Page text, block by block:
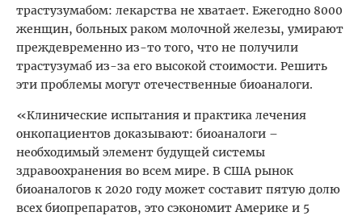
трастузумабом: лекарства не хватает. Ежегодно 8000
женщин, больных раком молочной железы, умирают
преждевременно из-то того, что не получили
трастузумаб из-за его высокой стоимости. Решить
эти проблемы могут отечественные биоаналоги.
«Клинические испытания и практика лечения
онкопациентов доказывают: биоаналоги –
необходимый элемент будущей системы
здравоохранения во всем мире. В США рынок
биоаналогов к 2020 году может составит пятую долю
всех биопрепаратов, это сэкономит Америке и 5